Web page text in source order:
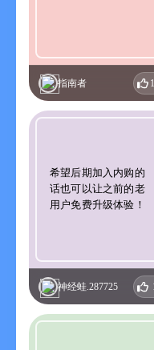
指南者
希望后期加入内购的
话也可以让之前的老
用户免费升级体验！
神经蛙.287725